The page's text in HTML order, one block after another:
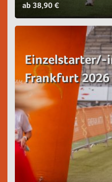
ab 38,90 €
Einzelstarter/-
Frankfurt 2026